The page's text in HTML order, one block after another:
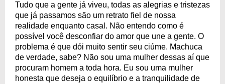
Tudo que a gente já viveu, todas as alegrias e tristezas
que já passamos são um retrato fiel de nossa
realidade enquanto casal. Não entendo como é
possível você desconfiar do amor que une a gente. O
problema é que dói muito sentir seu ciúme. Machuca
de verdade, sabe? Não sou uma mulher dessas aí que
procuram homem a toda hora. Eu sou uma mulher
honesta que deseja o equilíbrio e a tranquilidade de